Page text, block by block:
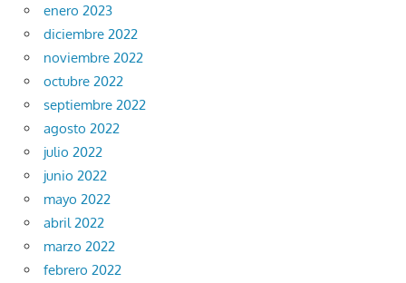
enero 2023
diciembre 2022
noviembre 2022
octubre 2022
septiembre 2022
agosto 2022
julio 2022
junio 2022
mayo 2022
abril 2022
marzo 2022
febrero 2022